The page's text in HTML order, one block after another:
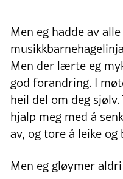
Men eg hadde av
Men der lærte eg
god forandring. I
heil del om deg
hjalp meg med å
av, og tore å leike og
Men eg gløymer